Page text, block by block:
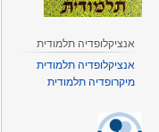
אנציקלופדיה תלמודית
אנציקלופדיה תלמודית
מיקרופדיה תלמודית